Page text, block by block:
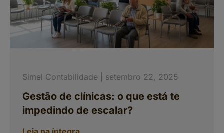
Gestão de clínicas: o que está te
impedindo de escalar?
Simel Contabilidade setembro 22, 2025